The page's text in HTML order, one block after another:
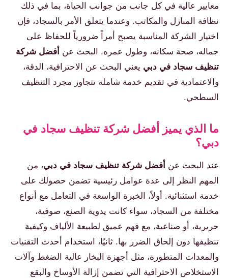
معايير عالية في كل جانب من جوانب الحياة، بما في ذلك
نظافة المنازل والمكاتب. وعندما يتعلق الأمر بالسجاد، فإن
اختيار الشركة المناسبة يصبح أمراً ضرورياً للحفاظ على
جماله، صحة سكانه، وطول عمره. البحث عن أفضل شركة
تنظيف سجاد في دبي يعني البحث عن الاحترافية، الدقة،
والاعتمادية في تقديم خدمة شاملة تتجاوز مجرد التنظيف
السطحي.
ما الذي يميز أفضل شركة تنظيف سجاد في
دبي؟
عند البحث عن أفضل شركة تنظيف سجاد في دبي، من
المهم النظر إلى عدة عوامل رئيسية تضمن حصولك على
خدمة استثنائية. أولاً، الخبرة الواسعة في التعامل مع أنواع
مختلفة من السجاد، سواء كانت يدوية الصنع، صوفية،
حريرية، أو صناعية، مع فهم عميق لطبيعة الألياف وكيفية
تنظيفها دون إلحاق الضرر بها. ثانيًا، استخدام أحدث التقنيات
والمعدات المتطورة، مثل أجهزة البخار عالية الضغط وآلات
الاستخلاص الاحترافية التي تضمن إزالة الأوساخ والبقع